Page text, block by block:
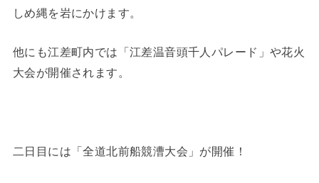
しめ縄を岩にかけます。
他にも江差町内では「江差温音頭千人パレード」や花火
大会が開催されます。
二日目には「全道北前船競漕大会」が開催！